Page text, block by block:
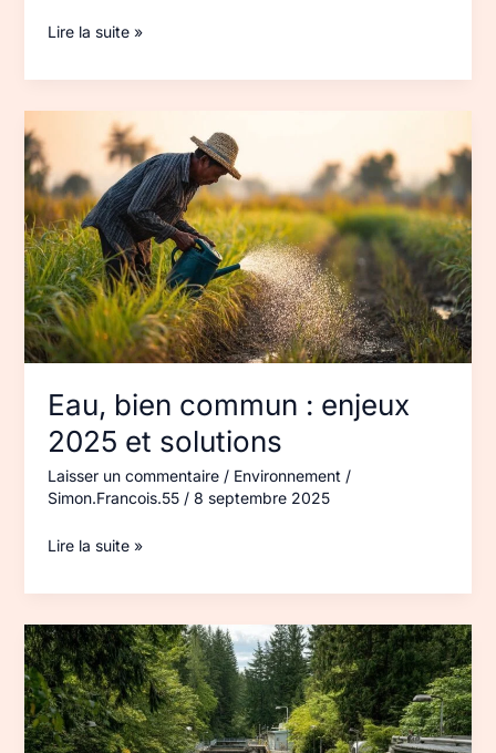
voir
Lire la suite »
Eau, bien commun : enjeux
2025 et solutions
Laisser un commentaire / Environnement /
Simon.Francois.55 / 8 septembre 2025
commun
:
enjeux
2025
et
solutions
Lire la suite »
Gestion
publique
de
l’eau
: